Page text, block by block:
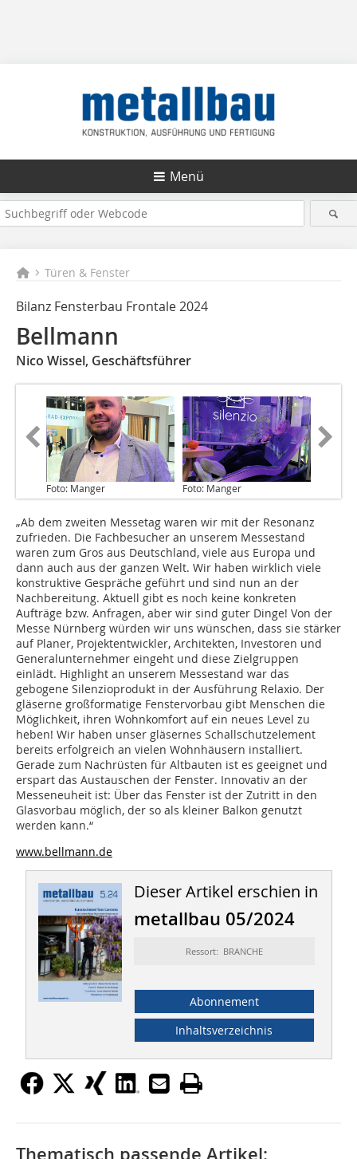
Menü
Türen & Fenster
Bilanz Fensterbau Frontale 2024
Bellmann
Nico Wissel, Geschäftsführer
Foto: Manger Foto: Manger
„Ab dem zweiten Messetag waren wir mit der Resonanz
zufrieden. Die Fachbesucher an unserem Messestand
waren zum Gros aus Deutschland, viele aus Europa und
dann auch aus der ganzen Welt. Wir haben wirklich viele
konstruktive Gespräche geführt und sind nun an der
Nachbereitung. Aktuell gibt es noch keine konkreten
Aufträge bzw. Anfragen, aber wir sind guter Dinge! Von der
Messe Nürnberg würden wir uns wünschen, dass sie stärker
auf Planer, Projektentwickler, Architekten, Investoren und
Generalunternehmer eingeht und diese Zielgruppen
einlädt. Highlight an unserem Messestand war das
gebogene Silenzioprodukt in der Ausführung Relaxio. Der
gläserne großformatige Fenstervorbau gibt Menschen die
Möglichkeit, ihren Wohnkomfort auf ein neues Level zu
heben! Wir haben unser gläsernes Schallschutzelement
bereits erfolgreich an vielen Wohnhäusern installiert.
Gerade zum Nachrüsten für Altbauten ist es geeignet und
erspart das Austauschen der Fenster. Innovativ an der
Messeneuheit ist: Über das Fenster ist der Zutritt in den
Glasvorbau möglich, der so als kleiner Balkon genutzt
werden kann.“
www.bellmann.de
Dieser Artikel erschien in
metallbau 05/2024
Ressort: BRANCHE
Abonnement
Inhaltsverzeichnis